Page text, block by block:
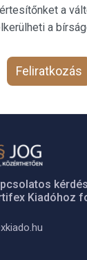
értesítőnket a
a
Feliratkozás
Kiadóhoz